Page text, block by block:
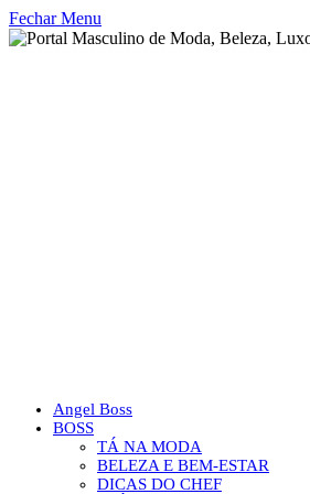
Fechar Menu
Angel Boss
BOSS
TÁ NA MODA
BELEZA E BEM-ESTAR
DICAS DO CHEF